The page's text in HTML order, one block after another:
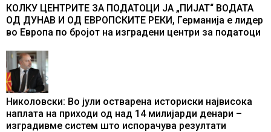
КОЛКУ ЦЕНТРИТЕ ЗА ПОДАТОЦИ ЈА „ПИЈАТ“ ВОДАТА
ОД ДУНАВ И ОД ЕВРОПСКИТЕ РЕКИ, Германија е лидер
во Европа по бројот на изградени центри за податоци
Николовски: Во јули остварена историски највисока
наплата на приходи од над 14 милијарди денари –
изградивме систем што испорачува резултати